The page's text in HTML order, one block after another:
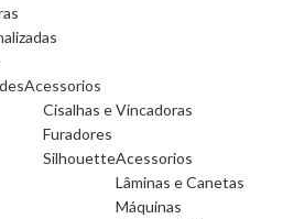
Acessorios
Cisalhas e Vincadoras
Furadores
SilhouetteAcessorios
Lâminas e Canetas
Máquinas